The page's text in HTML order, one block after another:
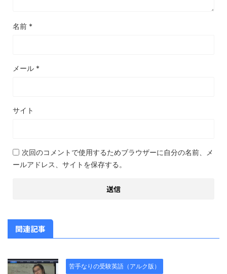
名前 *
メール *
サイト
次回のコメントで使用するためブラウザーに自分の名前、メ
ールアドレス、サイトを保存する。
関連記事
苦手なりの受験英語（アルク版）